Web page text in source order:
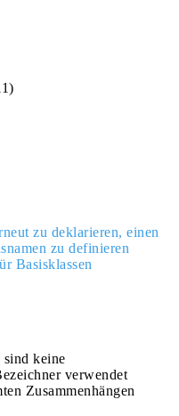
zu deklarieren, einen
zu definieren
Basisklassen
sind keine
verwendet
Zusammenhängen